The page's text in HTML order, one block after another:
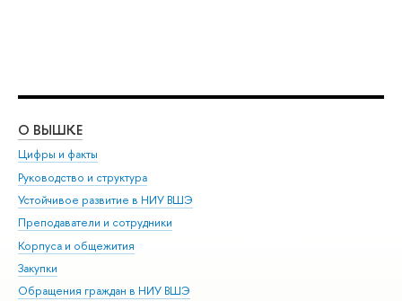
О ВЫШКЕ
Цифры и факты
Руководство и структура
Устойчивое развитие в НИУ ВШЭ
Преподаватели и сотрудники
Корпуса и общежития
Закупки
Обращения граждан в НИУ ВШЭ